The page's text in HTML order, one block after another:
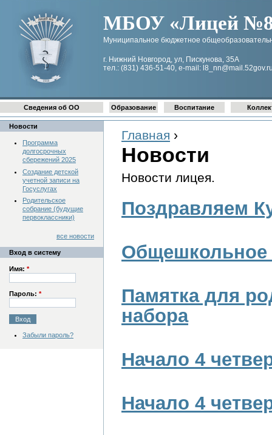
МБОУ «Лицей №8
Муниципальное бюджетное
г. Нижний Новгород, ул, Пискунова, 35А
тел.: (831) 436-51-40, e-mail:
Главная ›
Новости
Новости лицея.
Поздравляем
Общешкольное
Памятка для
набора
Начало 4
Начало 4
Сведения об ОО Образование Воспитание
Новости
Программа
долгосрочных
сбережений 2025
Создание детской
учетной записи на
Госуслугах
Родительское
собрание (будущие
первоклассники)
все новости
Вход в систему
Имя: *
Пароль: *
Забыли пароль?